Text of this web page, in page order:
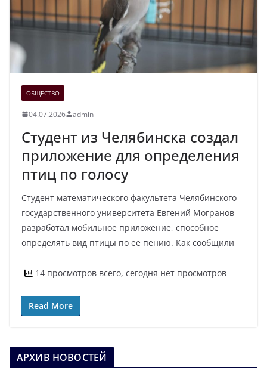
ОБЩЕСТВО
04.07.2026 admin
Студент из Челябинска создал
приложение для определения
птиц по голосу
Студент математического факультета Челябинского
государственного университета Евгений Могранов
разработал мобильное приложение, способное
определять вид птицы по ее пению. Как сообщили
14 просмотров всего, сегодня нет просмотров
Read More
АРХИВ НОВОСТЕЙ